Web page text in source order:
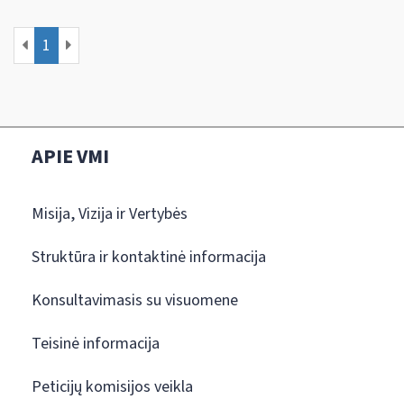
1
APIE VMI
Misija, Vizija ir Vertybės
Struktūra ir kontaktinė informacija
Konsultavimasis su visuomene
Teisinė informacija
Peticijų komisijos veikla